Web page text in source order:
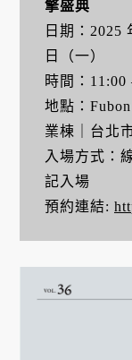
擎盛典
日期：2025
日（一）
時間：11:00
地點：
業棟｜台北
入場方式：
記入場
預約連結: